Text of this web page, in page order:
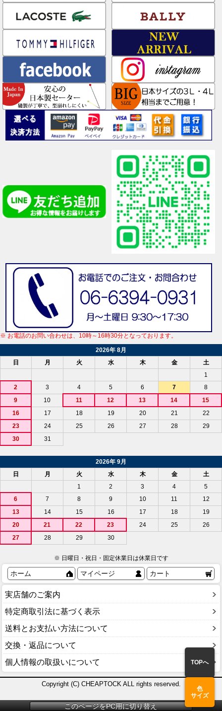
※ お電話のお問い合わせは、10時～16時30分となっております。
2026年 8月
日
月 火 水 木 金
土
1
2
3 4 5 6 7
8
9
10 11 12 13 14
15
16
17 18 19 20 21
22
23
24 25 26 27 28
29
30
31
2026年 9月
日
月 火 水 木 金
土
1
2 3 4
5
6
7 8 9 10 11
12
13
14 15 16 17 18
19
20
21 22 23 24 25
26
27
28 29 30
※ 日曜日・祝日・固定休業日は休業日です
TOPへ
色
サイズ
ホーム マイページ カート
実店舗のご案内
特定商取引法に基づく表示
送料とお支払い方法について
交換・返品について
個人情報の取扱いについて
Copyright (C) CHEAPTOCK ALL rights reserved.
このページをPC用に切り替え